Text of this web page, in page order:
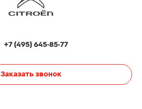
+7 (495) 645-85-77
Заказать звонок